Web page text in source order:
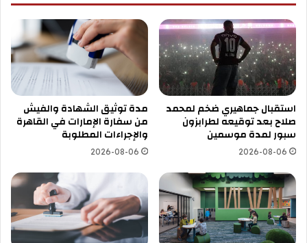
استقبال جماهيري ضخم لمحمد
صلاح بعد توقيعه لطرابزون
سبور لمدة موسمين
2026-08-06
مدة توثيق الشهادة والفيش
من سفارة الإمارات في القاهرة
والإجراءات المطلوبة
2026-08-06